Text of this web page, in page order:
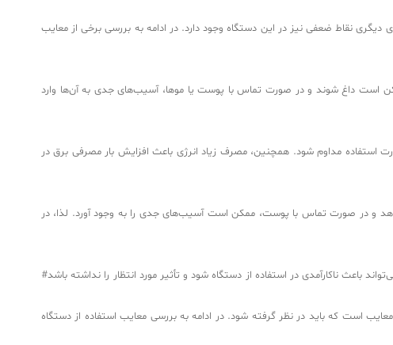
دیگری نقاط ضعفی نیز در این دستگاه وجود دارد. در ادامه به بررسی برخی از معایب
است داغ شوند و در صورت تماس با پوست یا موها، آسیب‌های جدی به آن‌ها وارد
استفاده مداوم شود. همچنین، مصرف زیاد انرژی باعث افزایش بار مصرفی برق در
و در صورت تماس با پوست، ممکن است آسیب‌های جدی را به وجود آورد. لذا، در
ناکارآمدی در استفاده از دستگاه شود و تأثیر مورد انتظار را نداشته باشد#
است که باید در نظر گرفته شود. در ادامه به بررسی معایب استفاده از دستگاه